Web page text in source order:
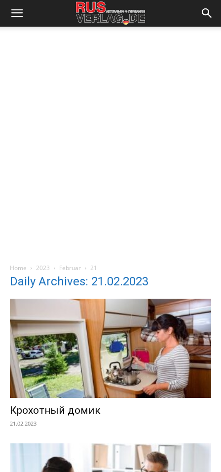
Home 2023 Februar 21
Daily Archives: 21.02.2023
Крохотный домик
21.02.2023